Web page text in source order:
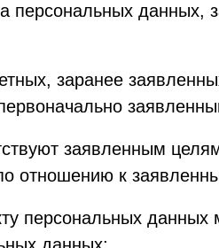
персональных данных,
заранее
заявленным
отношению к
персональных данных